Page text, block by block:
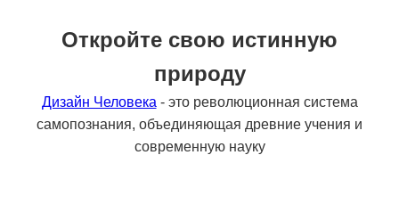
Откройте свою истинную
природу
Дизайн Человека - это революционная система
самопознания, объединяющая древние учения и
современную науку